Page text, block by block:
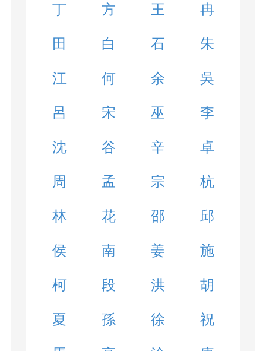
丁 方 王 冉
田 白 石 朱
江 何 余 吳
呂 宋 巫 李
沈 谷 辛 卓
周 孟 宗 杭
林 花 邵 邱
侯 南 姜 施
柯 段 洪 胡
夏 孫 徐 祝